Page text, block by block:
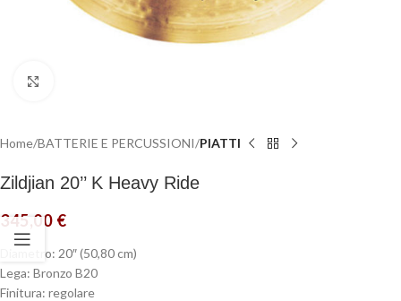
Home BATTERIE E PERCUSSIONI PIATTI
Zildjian 20’’ K Heavy Ride
345,00 €
Diametro: 20″ (50,80 cm)
Lega: Bronzo B20
Finitura: regolare